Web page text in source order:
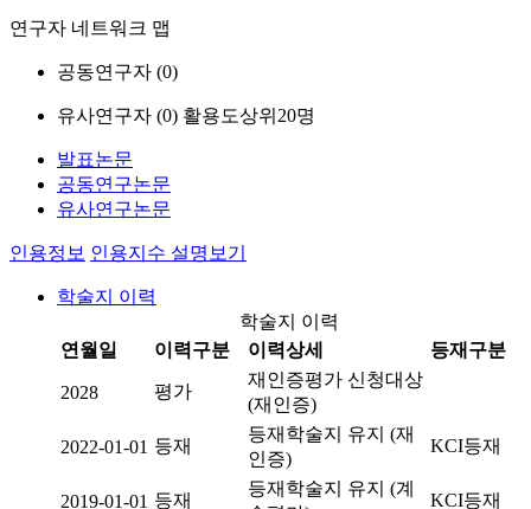
연구자 네트워크 맵
공동연구자 (0)
유사연구자 (0) 활용도상위20명
발표논문
공동연구논문
유사연구논문
인용정보 인용지수 설명보기
학술지 이력
학술지 이력
연월일
이력구분 이력상세 등재구분
2028 평가
재인증평가 신청대상
(재인증)
2022-01-01 등재
등재학술지 유지 (재
인증)
KCI등재
2019-01-01 등재
등재학술지 유지 (계
KCI등재